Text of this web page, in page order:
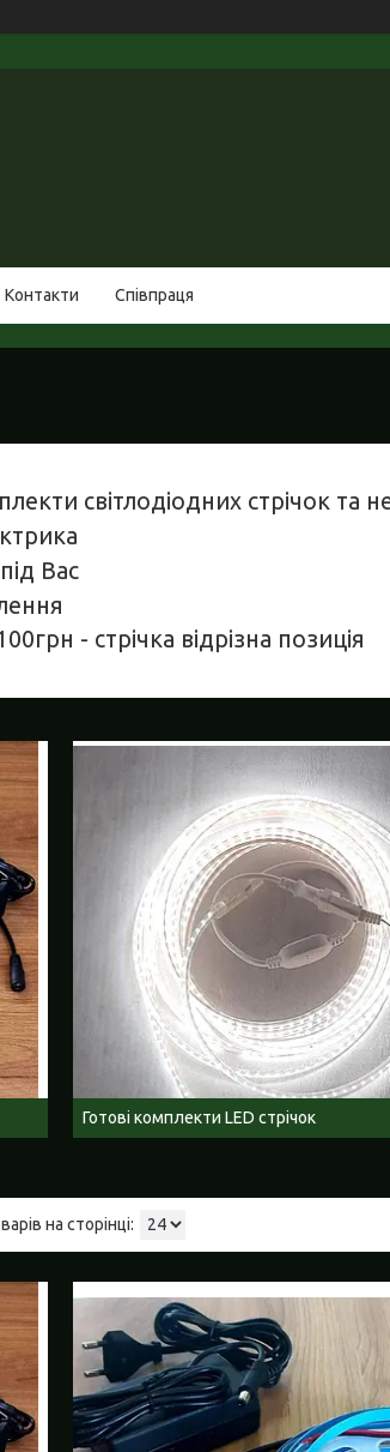
Контакти Співпраця
світлодіодних стрічок та
Вас
- стрічка відрізна позиція
Готові комплекти LED стрічок